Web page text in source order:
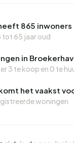
865 inwoners
tot 65 jaar oud
in
3 te koop en 0 te
het vaakst
woningen